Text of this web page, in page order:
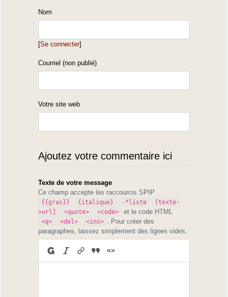
Nom
[Se connecter]
Courriel (non publié)
Votre site web
Ajoutez votre commentaire ici
Texte de votre message
Ce champ accepte les raccourcis SPIP
{{gras}} {italique} -*liste
[texte-
>url]
<quote> <code> et le code HTML
<q> <del> <ins>
. Pour créer des
paragraphes, laissez simplement des lignes vides.